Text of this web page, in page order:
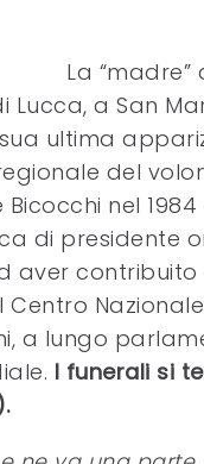
La
a San
ultima
del
nel
di presidente
aver
a lungo
I funerali si